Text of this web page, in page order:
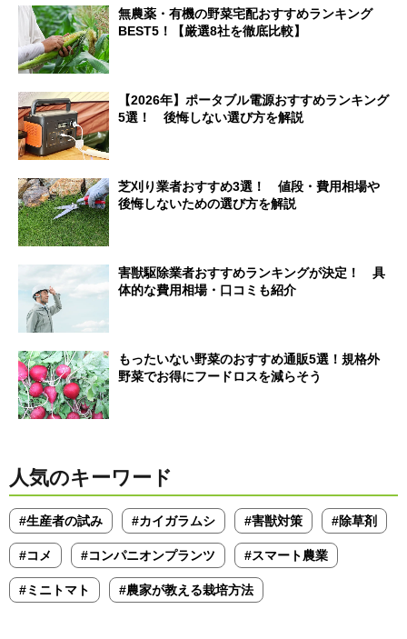
無農薬・有機の野菜宅配おすすめランキング
BEST5！【厳選8社を徹底比較】
【2026年】ポータブル電源おすすめランキング
5選！ 後悔しない選び方を解説
芝刈り業者おすすめ3選！ 値段・費用相場や
後悔しないための選び方を解説
害獣駆除業者おすすめランキングが決定！ 具
体的な費用相場・口コミも紹介
もったいない野菜のおすすめ通販5選！規格外
野菜でお得にフードロスを減らそう
人気のキーワード
#生産者の試み #カイガラムシ #害獣対策 #除草剤
#コメ #コンパニオンプランツ #スマート農業
#ミニトマト #農家が教える栽培方法